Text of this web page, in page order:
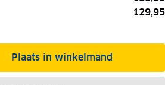
129,95
Plaats in winkelmand